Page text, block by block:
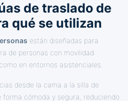
de traslado de
qué se utilizan
están diseñadas para
de personas con movilidad
en entornos asistenciales.
desde la cama a la silla de
forma cómoda y segura, reduciendo